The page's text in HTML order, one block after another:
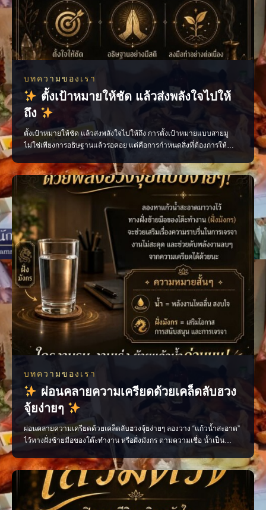
บทความของเรา
ตั้งเป้าหมายให้ชัด แล้วส่งพลังใจไปให้
ถึง
ตั้งเป้าหมายให้ชัด แล้วส่งพลังใจไปให้ถึง การตั้งเป้าหมายแบบสายมู
ไม่ใช่เพียงการอธิษฐานแล้วรอคอย แต่คือการกำหนดสิ่งที่ต้องการให้
เดินไปพร้อมกับ “การกระทำ” ทุกก้าวที่ทำจะค่อย ๆ พาเราเข้าใกล้เป้า
หมายมากขึ้น ตั้งใจให้ชัด อธิษฐานอย่าง
บทความของเรา
ผ่อนคลายความเครียดด้วยเคล็ดลับฮวง
จุ้ยง่ายๆ
ผ่อนคลายความเครียดด้วยเคล็ดลับฮวงจุ้ยง่ายๆ ลองวาง “แก้วน้ำสะอาด”
ไว้ทางฝั่งซ้ายมือของโต๊ะทำงาน หรือฝั่งมังกร ตามความเชื่อ น้ำเป็น
โอกาสได้รับการสนับสนุน และสร้างบรรยากาศสงบระหว่างทำงาน ใคร
ช่วงนี้งานรุม งานเร่ง หรือเจรจาไม่ลงตัว…ลองย้ายแก้